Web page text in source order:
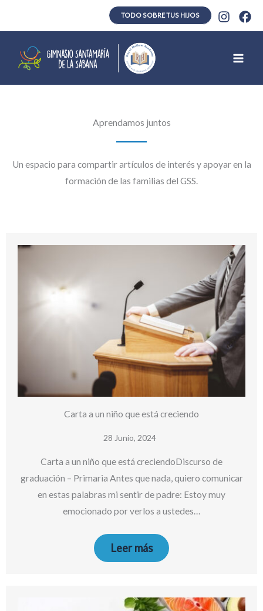
TODO SOBRE TUS HIJOS
Aprendamos juntos
Un espacio para compartir artículos de interés y apoyar en la
formación de las familias del GSS.
Carta a un niño que está creciendo
28 Junio, 2024
Carta a un niño que está creciendoDiscurso de
graduación – Primaria Antes que nada, quiero comunicar
en estas palabras mi sentir de padre: Estoy muy
emocionado por verlos a ustedes…
Leer más